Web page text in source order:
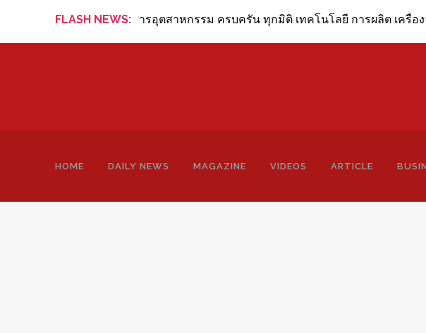
FLASH NEWS:
Review Online ข่าวสารอุตสาหกรรม ครบครัน ทุกมิติ เทคโนโลยี การผลิต เครื่องจั
HOME DAILY NEWS MAGAZINE VIDEOS ARTICLE